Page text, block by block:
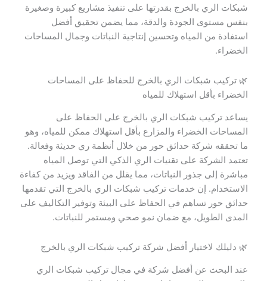
شبكات الري بالخرج بقدرتها على تنفيذ مشاريع كبيرة وصغيرة
بنفس مستوى الجودة والدقة، مما يضمن تحقيق أفضل
استفادة من المياه وتحسين إنتاجية النباتات وجمال المساحات
الخضراء.
🌿 تركيب شبكات الري بالخرج للحفاظ على المساحات
الخضراء بأقل استهلاك للمياه
يساعد تركيب شبكات الري بالخرج على الحفاظ على
المساحات الخضراء والمزارع بأقل استهلاك ممكن للمياه، وهو
ما تحققه شركة حدائق حور من خلال أنظمة ري حديثة وفعالة.
تعتمد الشركة على تقنيات الري الذكي التي توصل المياه
مباشرة إلى جذور النباتات، مما يقلل من الفاقد ويزيد من كفاءة
الاستخدام. إن خدمات تركيب شبكات الري بالخرج التي تقدمها
حدائق حور تساهم في الحفاظ على البيئة وتوفير التكاليف على
المدى الطويل، مع ضمان نمو صحي ومستمر للنباتات.
🌿 دليلك لاختيار أفضل شركة تركيب شبكات الري بالخرج
عند البحث عن أفضل شركة في مجال تركيب شبكات الري